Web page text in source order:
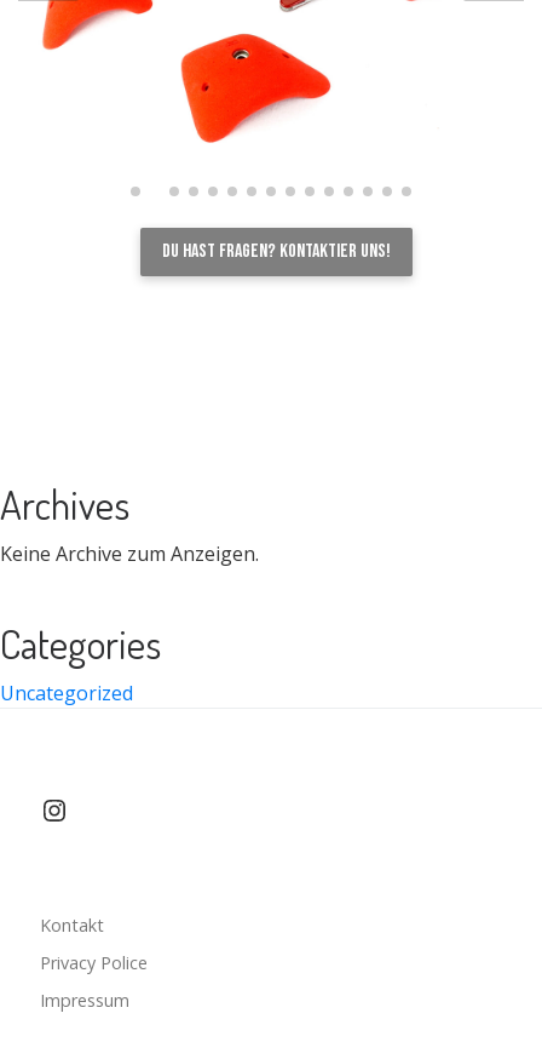
Du hast Fragen? Kontaktier uns!
Archives
Keine Archive zum Anzeigen.
Categories
Uncategorized
Instagram
Kontakt
Privacy Police
Impressum